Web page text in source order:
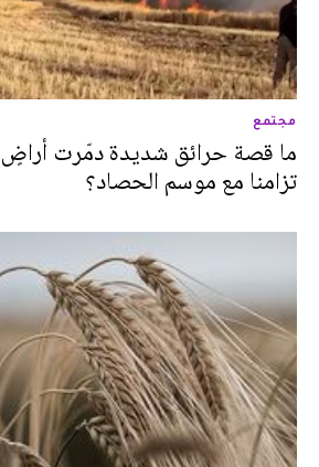
مجتمع
ما قصة حرائق شديدة دمّرت أراضٍ
تزامنا مع موسم الحصاد؟